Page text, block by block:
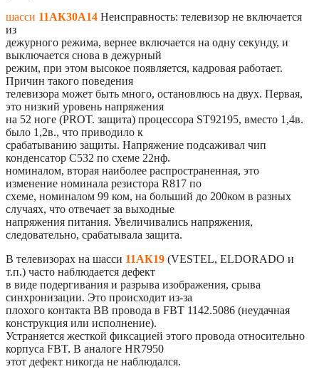
шасси 11АК30А14 Неисправность: телевизор не включается
из
дежурного режима, вернее включается на одну секунду, и
выключается снова в дежурный
режим, при этом высокое появляется, кадровая работает.
Причин такого поведения
телевизора может быть много, остановлюсь на двух. Первая,
это низкий уровень напряжения
на 52 ноге (PROT. защита) процессора ST92195, вместо 1,4в.
было 1,2в., что приводило к
срабатыванию защиты. Напряжение подсаживал чип
конденсатор С532 по схеме 22нф.
номиналом, вторая наиболее распространенная, это
изменение номинала резистора R817 по
схеме, номиналом 99 ком, на больший до 200ком в разных
случаях, что отвечает за выходные
напряжения питания. Увеличивались напряжения,
следовательно, срабатывала защита.
В телевизорах на шасси 11АК19 (VESTEL, ELDORADO и
т.п.) часто наблюдается дефект
в виде подергивания и разрыва изображения, срыва
синхронизации. Это происходит из-за
плохого контакта ВВ провода в FBT 1142.5086 (неудачная
конструкция или исполнение).
Устраняется жесткой фиксацией этого провода относительно
корпуса FBT. В аналоге HR7950
этот дефект никогда не наблюдался.